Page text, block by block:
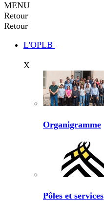
MENU
Retour
Retour
L'OPLB
X
Organigramme
Pôles et services